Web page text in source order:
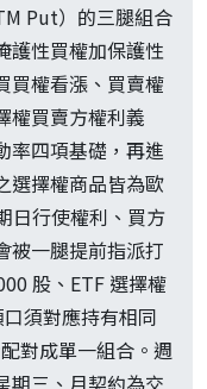
Put）的三腿組合
護性買權加保護性
買權看漲、買賣權
權買賣方權利義
率四項基礎，再進
選擇權商品皆為歐
日行使權利、買方
被一腿提前指派打
股、ETF 選擇權
須對應持有相同
對成單一組合。週